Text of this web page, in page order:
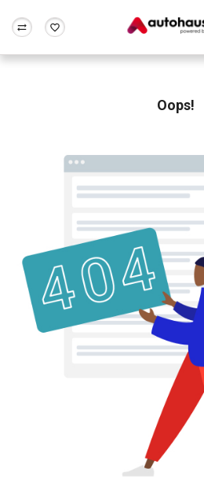
Rund um dieOops!